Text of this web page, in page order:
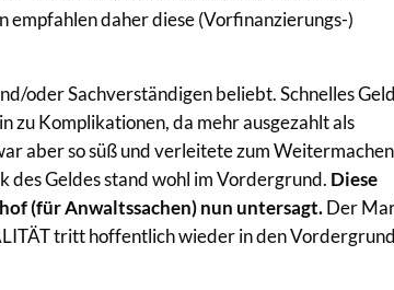
empfahlen daher diese (Vorfinanzierungs-)
oder Sachverständigen beliebt. Schnelles Geld
zu Komplikationen, da mehr ausgezahlt als
aber so süß und verleitete zum
des Geldes stand wohl im Vordergrund. Diese
(für Anwaltssachen) nun untersagt.Der
tritt hoffentlich wieder in den